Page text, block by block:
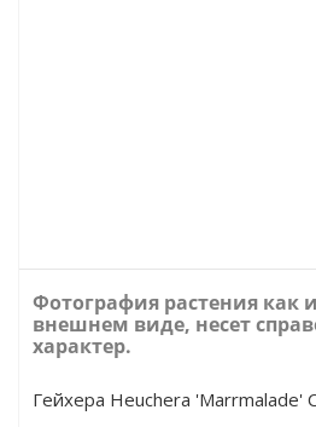
Фотография растения как
внешнем виде, несет
характер.
Гейхера Heuchera 'Marrmalade'